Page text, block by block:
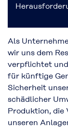
Als
wir uns dem
verpflichtet
für künftige
Sicherheit
schädlicher
Produktion, die
unseren